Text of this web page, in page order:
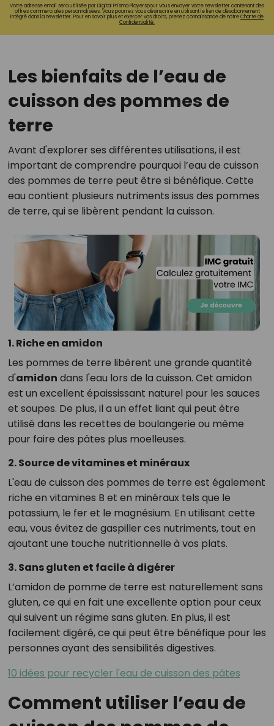
Votre adresse email sera utilisée par Digital Prisma Playerspour vous envoyer votre newsletter contenant des
offres commerciales personnalisées. Vous pourrez vous désinscrire en utilisant le lien de désabonnement
intégré dans la newsletter. Pour en savoir plus et exercer vos droits, prenez connaissance de notreCharte de
Confidentialité.
Les bienfaits de l’eau de
cuisson des pommes de
terre
Avant d'explorer ses différentes utilisations, il est
important de comprendre pourquoi l’eau de cuisson
des pommes de terre peut être si bénéfique. Cette
eau contient plusieurs nutriments issus des pommes
de terre, qui se libèrent pendant la cuisson.
1. Riche en amidon
Les pommes de terre libèrent une grande quantité
d'amidon dans l'eau lors de la cuisson. Cet amidon
est un excellent épaississant naturel pour les sauces
et soupes. De plus, il a un effet liant qui peut être
utilisé dans les recettes de boulangerie ou même
pour faire des pâtes plus moelleuses.
2. Source de vitamines et minéraux
L'eau de cuisson des pommes de terre est également
riche en vitamines B et en minéraux tels que le
potassium, le fer et le magnésium. En utilisant cette
eau, vous évitez de gaspiller ces nutriments, tout en
ajoutant une touche nutritionnelle à vos plats.
3. Sans gluten et facile à digérer
L’amidon de pomme de terre est naturellement sans
gluten, ce qui en fait une excellente option pour ceux
qui suivent un régime sans gluten. En plus, il est
facilement digéré, ce qui peut être bénéfique pour les
personnes ayant des sensibilités digestives.
10 idées pour recycler l'eau de cuisson des pâtes
Comment utiliser l’eau de